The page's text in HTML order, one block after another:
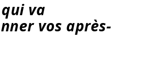
va
vos après-